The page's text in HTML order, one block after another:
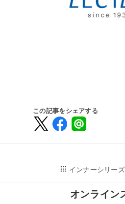
この記事をシェアする
インナーシリー
オンライン